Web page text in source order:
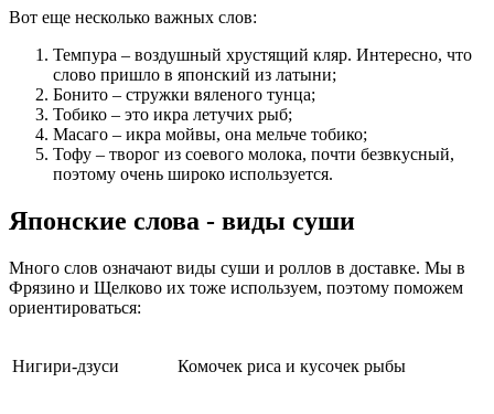
Вот еще несколько важных слов:
Темпура – воздушный хрустящий кляр. Интересно, что
слово пришло в японский из латыни;
Бонито – стружки вяленого тунца;
Тобико – это икра летучих рыб;
Масаго – икра мойвы, она мельче тобико;
Тофу – творог из соевого молока, почти безвкусный,
поэтому очень широко используется.
Японские слова - виды суши
Много слов означают виды суши и роллов в доставке. Мы в
Фрязино и Щелково их тоже используем, поэтому поможем
ориентироваться:
Нигири-дзуси Комочек риса и кусочек рыбы